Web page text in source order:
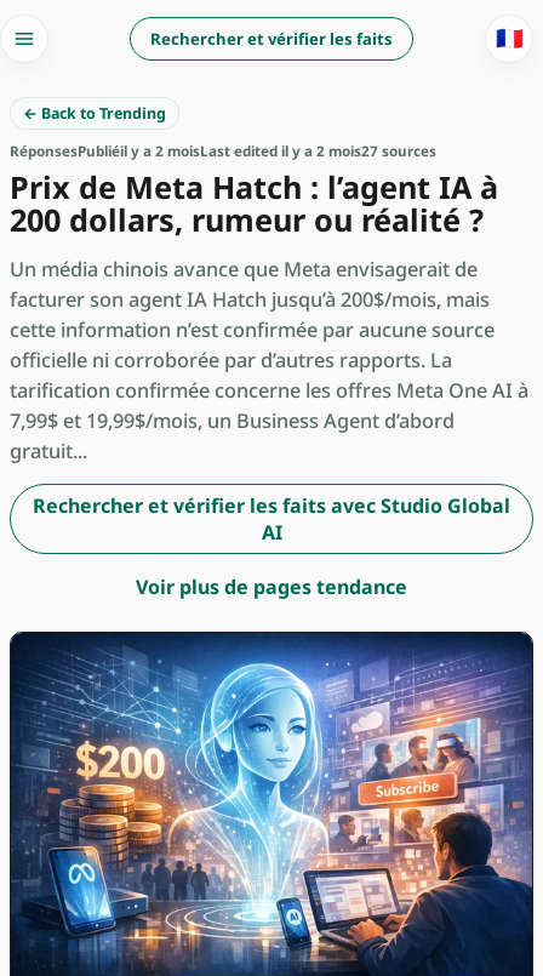
Rechercher et vérifier les faits 🇫🇷
← Back to Trending
RéponsesPubliéil y a 2 moisLast edited il y a 2 mois27 sources
Prix de Meta Hatch : l’agent IA à
200 dollars, rumeur ou réalité ?
Un média chinois avance que Meta envisagerait de
facturer son agent IA Hatch jusqu’à 200$/mois, mais
cette information n’est confirmée par aucune source
officielle ni corroborée par d’autres rapports. La
tarification confirmée concerne les offres Meta One AI à
7,99$ et 19,99$/mois, un Business Agent d’abord
gratuit...
Rechercher et vérifier les faits avec Studio Global
AI
Voir plus de pages tendance